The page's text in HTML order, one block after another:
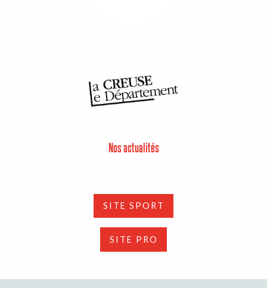
Nos actualités
SITE SPORT
SITE PRO